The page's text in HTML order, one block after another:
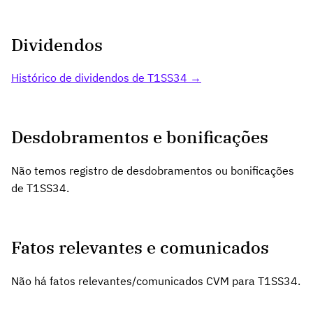
Dividendos
Histórico de dividendos de T1SS34 →
Desdobramentos e bonificações
Não temos registro de desdobramentos ou bonificações
de T1SS34.
Fatos relevantes e comunicados
Não há fatos relevantes/comunicados CVM para T1SS34.